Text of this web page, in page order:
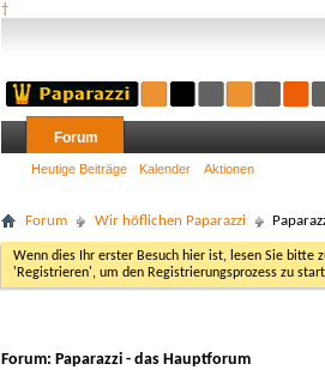
†
Forum
Heutige Beiträge Kalender Aktionen
Forum Wir höflichen Paparazzi
Wenn dies Ihr erster Besuch hier ist, lesen Sie bitte
'Registrieren', um den Registrierungsprozess zu
Forum: Paparazzi - das Hauptforum